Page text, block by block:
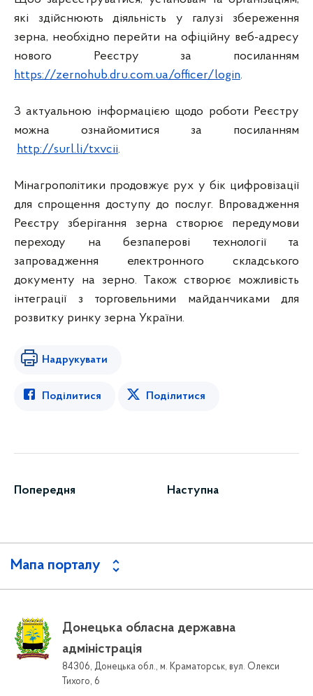
які здійснюють діяльність у галузі збереження
зерна, необхідно перейти на офіційну веб-адресу
нового Реєстру за посиланням
https://zernohub.dru.com.ua/officer/login.
З актуальною інформацією щодо роботи Реєстру
можна ознайомитися за посиланням
http://surl.li/txvcii.
Мінагрополітики продовжує рух у бік цифровізації
для спрощення доступу до послуг. Впровадження
Реєстру зберігання зерна створює передумови
переходу на безпаперові технології та
запровадження електронного складського
документу на зерно. Також створює можливість
інтеграції з торговельними майданчиками для
розвитку ринку зерна України.
Надрукувати
Поділитися Поділитися
Попередня Наступна
Мапа порталу
Донецька обласна державна
адміністрація
84306, Донецька обл., м. Краматорськ, вул. Олекси
Тихого, 6